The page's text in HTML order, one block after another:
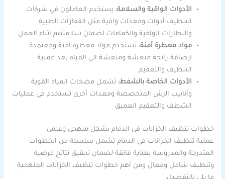
الأدوات الواقية والسلامة: يستخدم العاملون في شركات
التنظيف أدوات ومعدات واقية مثل القفازات الطبية
والنظارات الواقية والكمامات لضمان سلامتهم اثناء العمل
مواد معطرة آمنة: تستخدم مواد معطرة آمنة ومعتمدة
لإضافة رائحة منعشة ومنعشة الى المياه بعد عملية
التنظيف والتعقيم
الأدوات الخاصة بالشفط: تشمل مضخات المياه القوية
وأنابيب الرش المتخصصة ومعدات أخرى تستخدم في عمليات
الشطف والتعقيم العميق
خطوات تنظيف الخزانات في الدمام بشكل منهجي وعلمي
عملية تنظيف الخزانات في الدمام تشمل سلسلة من الخطوات
المتدرجة والمدروسة بعناية فائقة لضمان تحقيق نتائج مرضية
وتنظيف شامل وفعال ومن أهم خطوات تنظيف الخزانات المنهجية